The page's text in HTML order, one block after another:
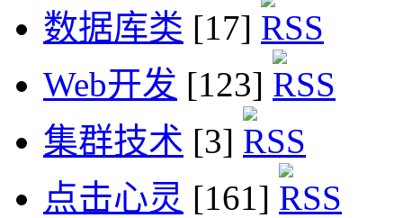
数据库类 [17]
Web开发 [123]
集群技术 [3]
点击心灵 [161]